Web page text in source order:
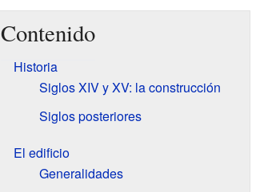
Contenido
Historia
SiglosXIVyXV: la construcción
Siglos posteriores
El edificio
Generalidades